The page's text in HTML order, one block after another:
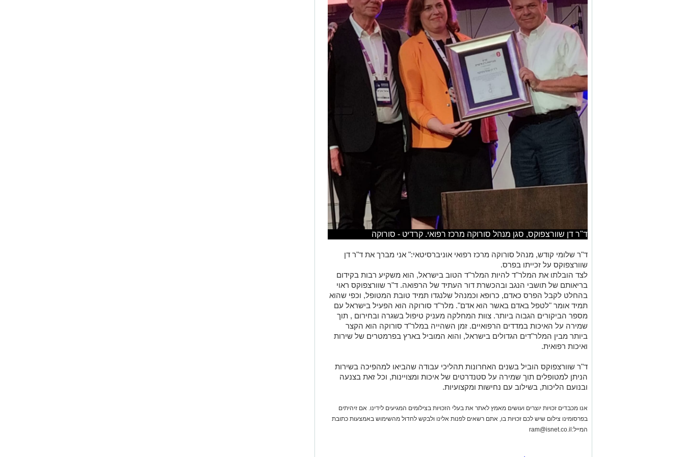
ד"ר דן שוורצפוקס, סגן מנהל סורוקה מרכז רפואי. קרדיט - סורוקה
ד"ר שלומי קודש, מנהל סורוקה מרכז רפואי אוניברסיטאי:" אני מברך את ד"ר דן
שוורצפוקס על זכייתו בפרס.
לצד הובלתו את המלר"ד להיות המלר"ד הטוב בישראל, הוא משקיע רבות בקידום
בריאותם של תושבי הנגב ובהכשרת דור העתיד של הרפואה. ד"ר שוורצפוקס ראוי
בהחלט לקבל הפרס כאדם, כרופא וכמנהל שלנגדו תמיד טובת המטופל, וכפי שהוא
תמיד אומר "לטפל באדם באשר הוא אדם". מלר"ד סורוקה הוא הפעיל בישראל עם
מספר הביקורים הגבוה ביותר. צוות המחלקה מעניק טיפול בשגרה ובחירום , תוך
שמירה על האיכות במדדים הרפואיים. זמן השהייה במלר"ד סורוקה הוא הקצר
ביותר מבין המלר"דים הגדולים בישראל, והוא המוביל בארץ בפרמטרים של שירות
ואיכות רפואית.
ד"ר שוורצפוקס הוביל בשנים האחרונות תהליכי עבודה שהביאו למהפיכה בשירות
הניתן למטופלים תוך שמירה על סטנדרטים של איכות ומצויינות, וכל זאת בצנעה
ובנועם הליכות, בשילוב עם נחישות ומקצועיות.
אנו מכבדים זכויות יוצרים ועושים מאמץ לאתר את בעלי הזכויות בצילומים המגיעים לידינו. אם זיהיתים
בפרסומינו צילום שיש לכם זכויות בו, אתם רשאים לפנות אלינו ולבקש לחדול מהשימוש באמצעות כתובת
המייל:ram@isnet.co.il